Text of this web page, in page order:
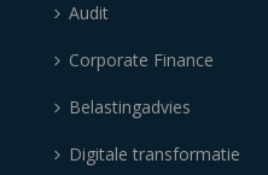
Audit
Corporate Finance
Belastingadvies
Digitale transformatie